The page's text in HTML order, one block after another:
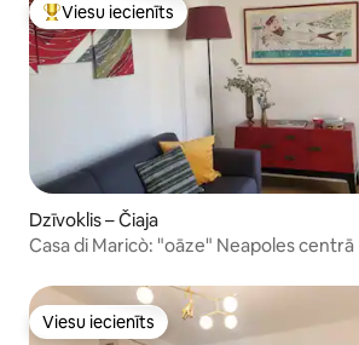
Populārs viesu iecienīts mājoklis
Viesu iecienīts
Dzīvoklis – Čiaja
Casa di Maricò: "oāze" Neapoles centrā
Viesu iecienīts
Viesu iecienīts